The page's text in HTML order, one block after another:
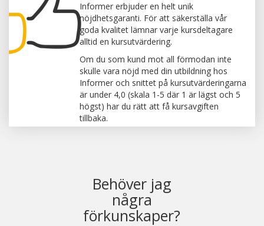
Informer erbjuder en helt unik
nöjdhetsgaranti. För att säkerställa vår
goda kvalitet lämnar varje kursdeltagare
alltid en kursutvärdering.
Om du som kund mot all förmodan inte
skulle vara nöjd med din utbildning hos
Informer och snittet på kursutvärderingarna
är under 4,0 (skala 1-5 där 1 är lägst och 5
högst) har du rätt att få kursavgiften
tillbaka.
Behöver jag
några
förkunskaper?